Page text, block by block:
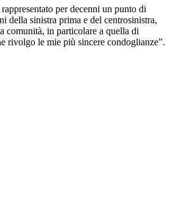
per decenni un punto di
della sinistra prima e del centrosinistra,
comunità, in particolare a quella di
rivolgo le mie più sincere condoglianze”.